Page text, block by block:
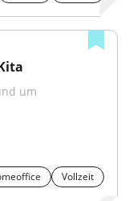
um
Vollzeit